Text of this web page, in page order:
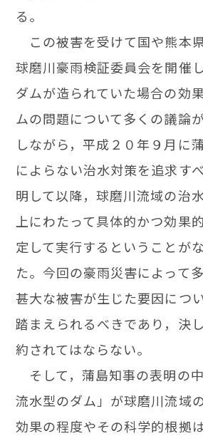
る。
この被害を受けて国や熊本
球磨川豪雨検証委員会を開催
ダムが造られていた場合の効
ムの問題について多くの議論
しながら，平成２０年９月に
によらない治水対策を追求す
明して以降，球磨川流域の治
上にわたって具体的かつ効果
定して実行するということが
た。今回の豪雨災害によって
甚大な被害が生じた要因につ
踏まえられるべきであり，決
約されてはならない。
そして，蒲島知事の表明の
流水型のダム」が球磨川流域
効果の程度やその科学的根拠